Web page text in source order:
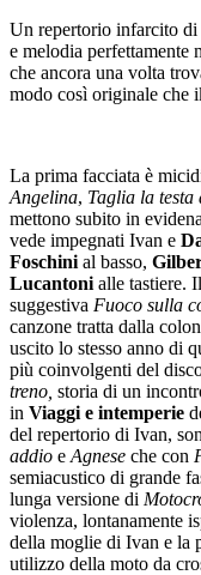
Un repertorio infarcito di
e melodia perfettamente
che ancora una volta
modo così originale che
La prima facciata è
Angelina, Taglia la testa
mettono subito in
vede impegnati Ivan e
Foschini al basso,
Lucantoni alle tastiere.
suggestiva Fuoco sulla
canzone tratta dalla
uscito lo stesso anno di
più coinvolgenti del
treno, storia di un
in Viaggi e intemperie
del repertorio di Ivan,
addio e Agnese che con
semiacustico di grande
lunga versione di
violenza, lontanamente
della moglie di Ivan e la
utilizzo della moto da